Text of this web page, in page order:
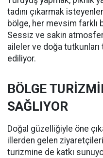
tadını çıkarmak
bölge, her mevsim farklı
Sessiz ve sakin
aileler ve doğa tutkunları
ediliyor.
BÖLGE
SAĞLIYOR
Doğal güzelliğiyle öne
illerden gelen
turizmine de katkı